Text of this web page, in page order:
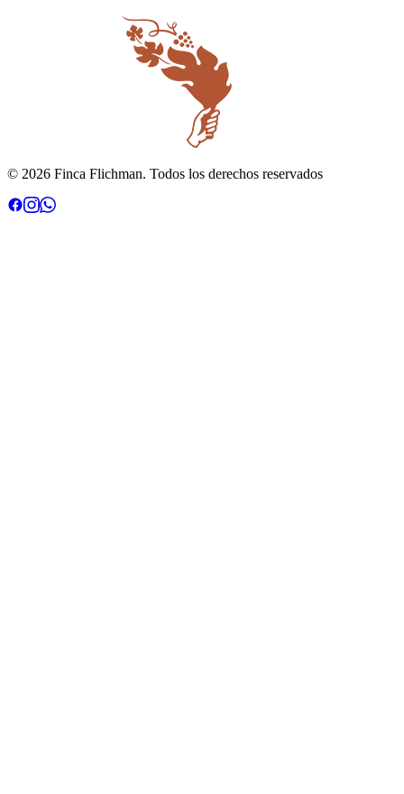
© 2026 Finca Flichman. Todos los derechos reservados